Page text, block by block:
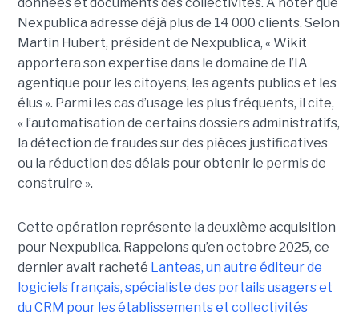
Nexpublica adresse déjà plus de 14 000 clients. Selon
Martin Hubert, président de Nexpublica, « Wikit
apportera son expertise dans le domaine de l’IA
agentique pour les citoyens, les agents publics et les
élus ». Parmi les cas d’usage les plus fréquents, il cite,
« l’automatisation de certains dossiers administratifs,
la détection de fraudes sur des pièces justificatives
ou la réduction des délais pour obtenir le permis de
construire ».
Cette opération représente la deuxième acquisition
pour Nexpublica. Rappelons qu’en octobre 2025, ce
dernier avait racheté Lanteas, un autre éditeur de
logiciels français, spécialiste des portails usagers et
du CRM pour les établissements et collectivités